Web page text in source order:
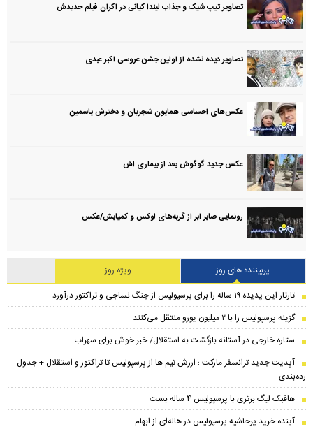
تصاویر تیپ شیک و جذاب لیندا کیانی در اکران فیلم جدیدش
تصاویر دیده نشده از اولین جشن عروسی اکبر عبدی
عکس‌های احساسی همایون شجریان و دخترش یاسمین
عکس جدید گوگوش بعد از بیماری اش
رونمایی صابر ابر از گربه‌های لوکس و کمیابش/عکس
پربیننده های روز
ویژه روز
تارتار این پدیده ۱۹ ساله را برای پرسپولیس از چنگ نساجی و تراکتور درآورد
گزینه پرسپولیس را با ۲ میلیون یورو منتقل می‌کنند
ستاره خارجی در آستانه بازگشت به استقلال/ خبر خوش برای سهراب
​آپدیت جدید ترانسفر مارکت ؛ ارزش تیم ها از پرسپولیس تا تراکتور و استقلال + جدول
رده‌بندی
هافبک لیگ برتری با پرسپولیس ۴ ساله بست
آینده خرید پرحاشیه‌ پرسپولیس در هاله‌ای از ابهام